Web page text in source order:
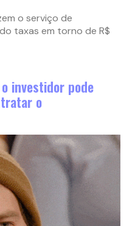
o serviço de
taxas em torno de R$
investidor pode
o